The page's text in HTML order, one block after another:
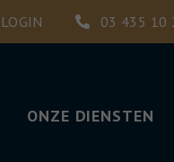
LOGIN 03 435 10
ONZE DIENSTEN